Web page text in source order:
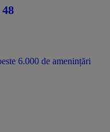
6.000 de amenințări